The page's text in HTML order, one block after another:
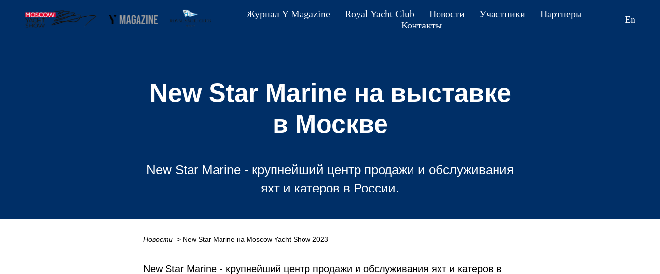
Журнал Y Magazine Royal Yacht Club Новости Участники
Партнеры
Контакты
En
New Star Marine на выставке
в Москве
New Star Marine - крупнейший центр продажи и обслуживания
яхт и катеров в России.
Новости > New Star Marine на Moscow Yacht Show 2023
New Star Marine - крупнейший центр продажи и обслуживания яхт и катеров в